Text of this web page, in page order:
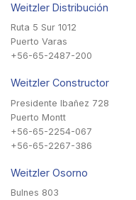
Weitzler Distribución
Ruta 5 Sur 1012
Puerto Varas
+56-65-2487-200
Weitzler Constructor
Presidente Ibañez 728
Puerto Montt
+56-65-2254-067
+56-65-2267-386
Weitzler Osorno
Bulnes 803